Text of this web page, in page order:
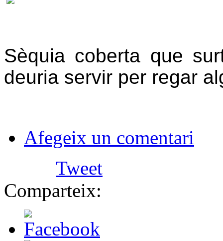
Sèquia coberta que
deuria servir per regar
Afegeix un comentari
Tweet
Comparteix: